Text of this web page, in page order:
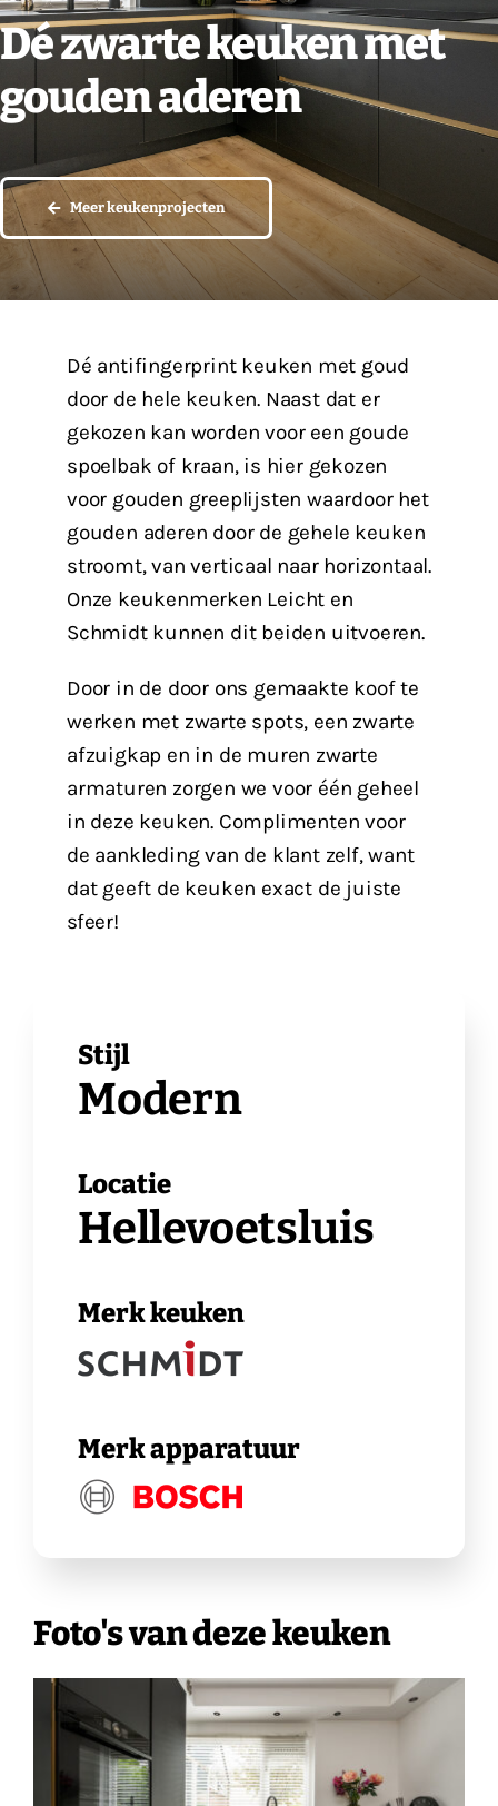
Vacatures
Contact
Dé zwarte keuken met
gouden aderen
Meer keukenprojecten
Dé antifingerprint keuken met goud
door de hele keuken. Naast dat er
gekozen kan worden voor een goude
spoelbak of kraan, is hier gekozen
voor gouden greeplijsten waardoor het
gouden aderen door de gehele keuken
stroomt, van verticaal naar horizontaal.
Onze keukenmerken Leicht en
Schmidt kunnen dit beiden uitvoeren.
Door in de door ons gemaakte koof te
werken met zwarte spots, een zwarte
afzuigkap en in de muren zwarte
armaturen zorgen we voor één geheel
in deze keuken. Complimenten voor
de aankleding van de klant zelf, want
dat geeft de keuken exact de juiste
sfeer!
Stijl
Modern
Locatie
Hellevoetsluis
Merk keuken
Merk apparatuur
Foto's van deze keuken